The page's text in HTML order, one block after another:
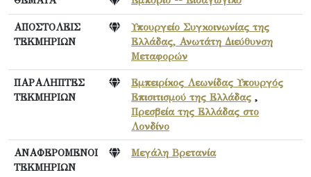
ΑΠΟΣΤΟΛΕΙΣ
ΤΕΚΜΗΡΙΩΝ
Υπουργείο Συγκοινωνίας της
Ελλάδας, Ανωτάτη Διεύθυνση
Μεταφορών
ΠΑΡΑΛΗΠΤΕΣ
ΤΕΚΜΗΡΙΩΝ
Εμπειρίκος Λεωνίδας Υπουργός
Επισιτισμού της Ελλάδας ,
Πρεσβεία της Ελλάδας στο
Λονδίνο
ΑΝΑΦΕΡΟΜΕΝΟΙ
ΤΕΚΜΗΡΙΩΝ
Μεγάλη Βρετανία